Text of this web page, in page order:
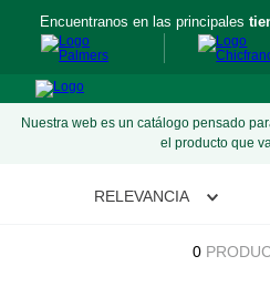
Encuentranos en las principales
Nuestra web es un catálogo pensado
el producto que
RELEVANCIA
0